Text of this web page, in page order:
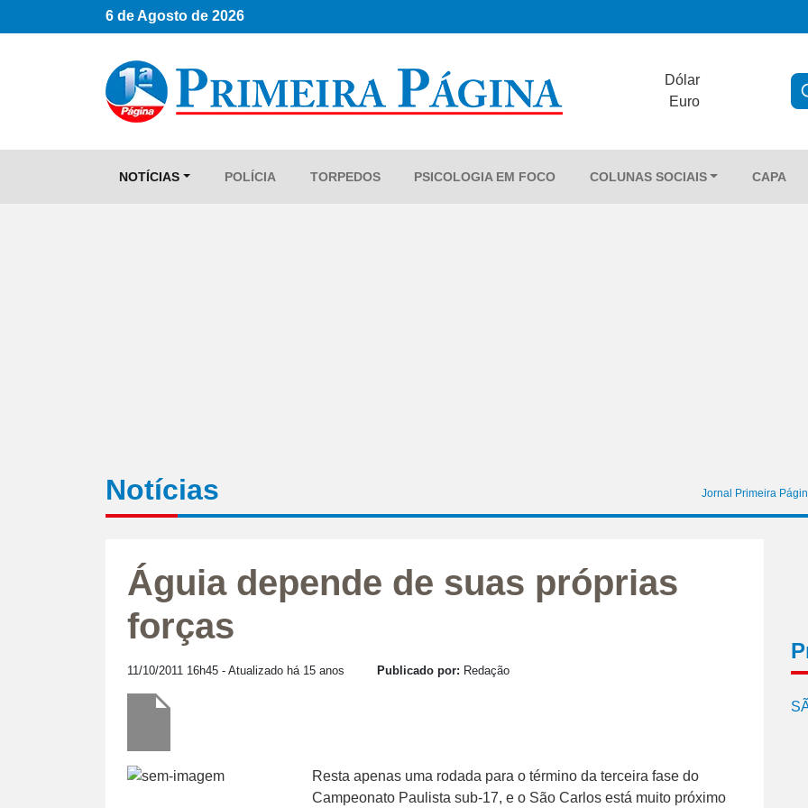
6 de Agosto de 2026
Dólar
Euro
NOTÍCIAS POLÍCIA TORPEDOS PSICOLOGIA EM FOCO COLUNAS SOCIAIS CAPA
Notícias Jornal Primeira
Águia depende de suas próprias
forças
11/10/2011 16h45 - Atualizado há 15 anos Publicado por: Redação
Resta apenas uma rodada para o término da terceira fase do
Campeonato Paulista sub-17, e o São Carlos está muito próximo